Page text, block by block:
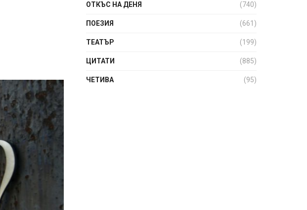
ОТКЪС НА ДЕНЯ (740)
ПОЕЗИЯ (661)
ТЕАТЪР (199)
ЦИТАТИ (885)
ЧЕТИВА (95)